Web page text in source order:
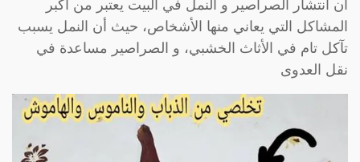
ان انتشار الصراصير و النمل في البيت يعتبر من أكبر
المشاكل التي يعاني منها الأشخاص، حيث أن النمل يسبب
تآكل تام في الأثاث الخشبي، و الصراصير مساعدة في
نقل العدوى